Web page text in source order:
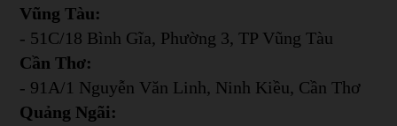
Vũng Tàu:
- 51C/18 Bình Gĩa, Phường 3, TP Vũng Tàu
Cần Thơ:
- 91A/1 Nguyễn Văn Linh, Ninh Kiều, Cần Thơ
Quảng Ngãi: